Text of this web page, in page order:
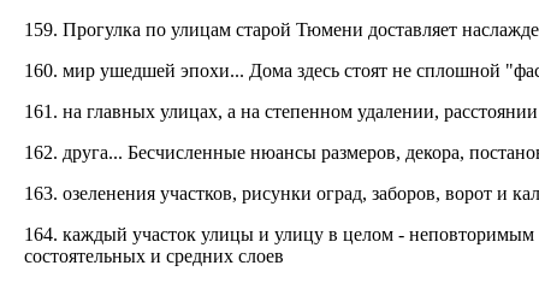
159. Прогулка по улицам старой Тюмени доставляет
160. мир ушедшей эпохи... Дома здесь стоят не сплошной
161. на главных улицах, а на степенном удалении,
162. друга... Бесчисленные нюансы размеров, декора,
163. озеленения участков, рисунки оград, заборов, ворот и
164. каждый участок улицы и улицу в целом -
состоятельных и средних слоев